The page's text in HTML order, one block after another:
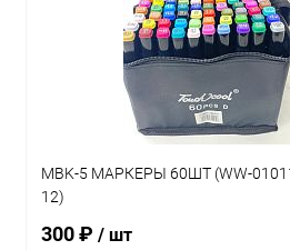
MBK-5 МАРКЕРЫ 60ШТ (WW-
12)
300 ₽ / шт